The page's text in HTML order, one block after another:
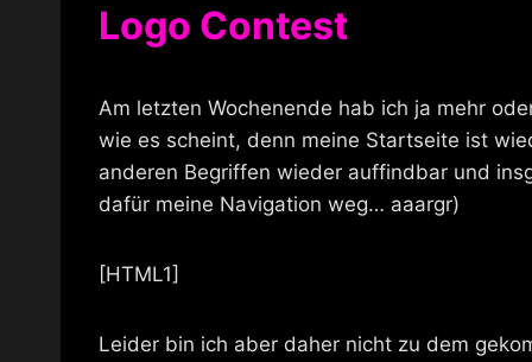
Logo Contest
Am letzten Wochenende hab ich ja mehr
wie es scheint, denn meine Startseite ist
anderen Begriffen wieder auffindbar und
dafür meine Navigation weg… aaargr)
[HTML1]
Leider bin ich aber daher nicht zu dem